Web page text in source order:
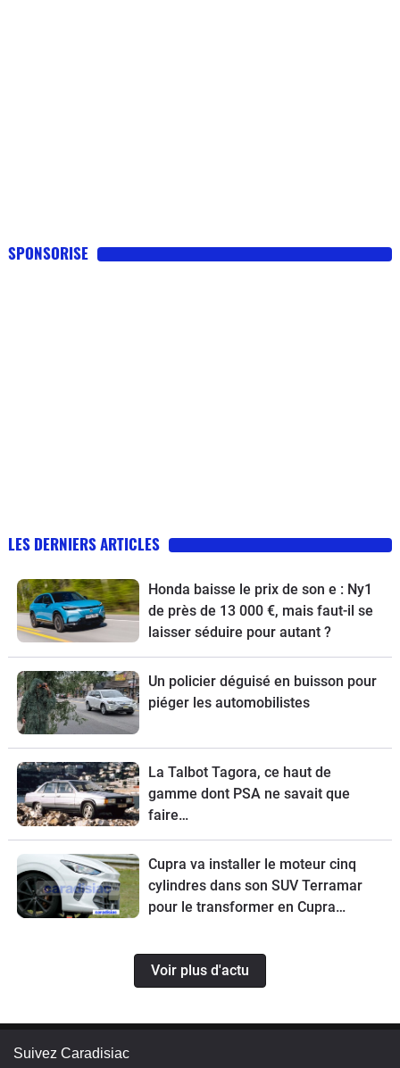
SPONSORISE
LES DERNIERS ARTICLES
Honda baisse le prix de son e : Ny1
de près de 13 000 €, mais faut-il se
laisser séduire pour autant ?
Un policier déguisé en buisson pour
piéger les automobilistes
La Talbot Tagora, ce haut de
gamme dont PSA ne savait que
faire…
Cupra va installer le moteur cinq
cylindres dans son SUV Terramar
pour le transformer en Cupra
Voir plus d'actu
Suivez Caradisiac